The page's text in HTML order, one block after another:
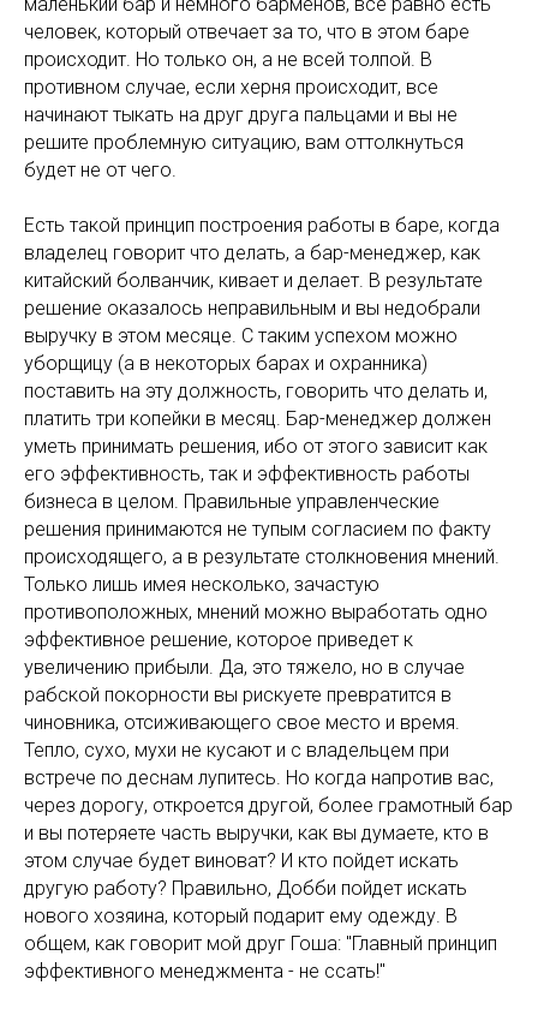
человек, который отвечает за то, что в этом баре
происходит. Но только он, а не всей толпой. В
противном случае, если херня происходит, все
начинают тыкать на друг друга пальцами и вы не
решите проблемную ситуацию, вам оттолкнуться
будет не от чего.
Есть такой принцип построения работы в баре, когда
владелец говорит что делать, а бар-менеджер, как
китайский болванчик, кивает и делает. В результате
решение оказалось неправильным и вы недобрали
выручку в этом месяце. С таким успехом можно
уборщицу (а в некоторых барах и охранника)
поставить на эту должность, говорить что делать и,
платить три копейки в месяц. Бар-менеджер должен
уметь принимать решения, ибо от этого зависит как
его эффективность, так и эффективность работы
бизнеса в целом. Правильные управленческие
решения принимаются не тупым согласием по факту
происходящего, а в результате столкновения мнений.
Только лишь имея несколько, зачастую
противоположных, мнений можно выработать одно
эффективное решение, которое приведет к
увеличению прибыли. Да, это тяжело, но в случае
рабской покорности вы рискуете превратится в
чиновника, отсиживающего свое место и время.
Тепло, сухо, мухи не кусают и с владельцем при
встрече по деснам лупитесь. Но когда напротив вас,
через дорогу, откроется другой, более грамотный бар
и вы потеряете часть выручки, как вы думаете, кто в
этом случае будет виноват? И кто пойдет искать
другую работу? Правильно, Добби пойдет искать
нового хозяина, который подарит ему одежду. В
общем, как говорит мой друг Гоша: "Главный принцип
эффективного менеджмента - не ссать!"